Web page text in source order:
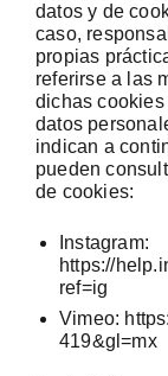
datos y de
caso,
propias
referirse a las
dichas cookies
datos
indican a
pueden
de cookies:
Instagram:
https://
ref=ig
Vimeo:
419&gl=mx